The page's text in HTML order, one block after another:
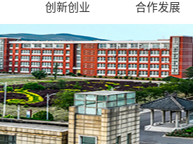
创新创业 合作发展